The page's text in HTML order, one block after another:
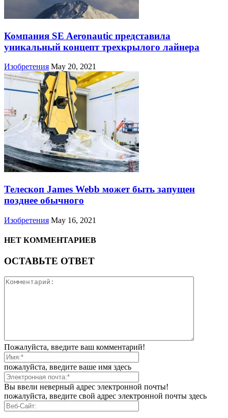
Компания SE Aeronautic представила
уникальный концепт трехкрылого лайнера
Изобретения May 20, 2021
Телескоп James Webb может быть запущен
позднее обычного
Изобретения May 16, 2021
НЕТ КОММЕНТАРИЕВ
ОСТАВЬТЕ ОТВЕТ
Пожалуйста, введите ваш комментарий!
пожалуйста, введите ваше имя здесь
Вы ввели неверный адрес электронной почты!
пожалуйста, введите свой адрес электронной почты здесь